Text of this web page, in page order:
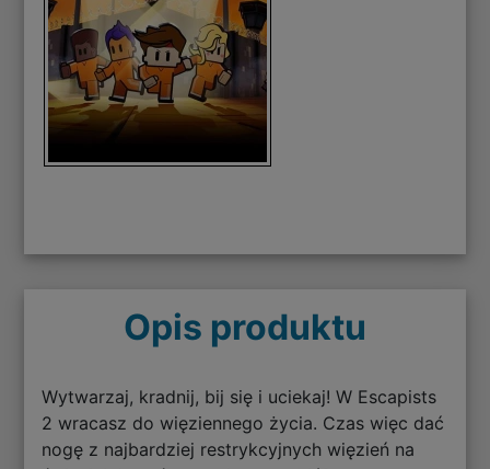
Opis produktu
Wytwarzaj, kradnij, bij się i uciekaj! W Escapists
2 wracasz do więziennego życia. Czas więc dać
nogę z najbardziej restrykcyjnych więzień na